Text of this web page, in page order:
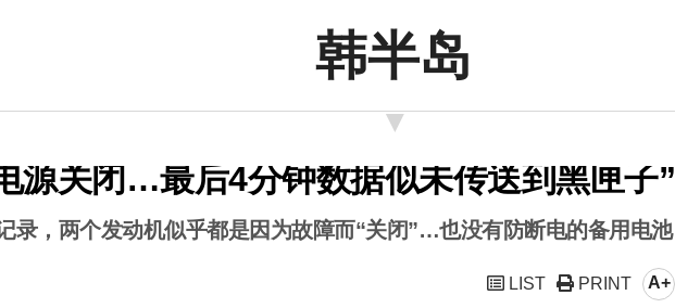
韩半岛
源关闭…最后4分钟数据似未传送到黑匣子”
录，两个发动机似乎都是因为故障而“关闭”…也没有防断电的备用电池
LIST PRINT A+